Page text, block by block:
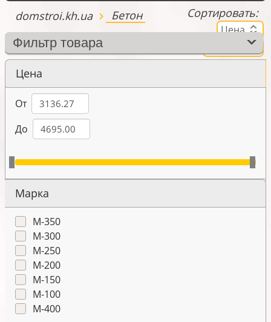
domstroi.kh.ua Бетон Сортировать:
Цена
Фильтр товара
Цена
От
До
Марка
М-350
М-300
М-250
М-200
М-150
М-100
М-400